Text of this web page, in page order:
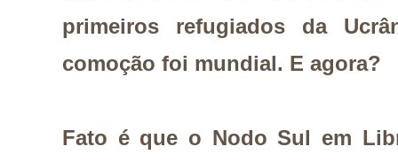
primeiros refugiados da
comoção foi mundial. E agora?
Fato é que o Nodo Sul em